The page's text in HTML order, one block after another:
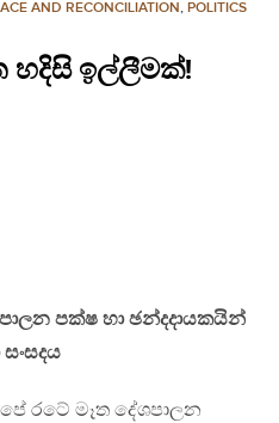
AND RECONCILIATION, POLITICS
හදිසි ඉල්ලීමක්!
පක්ෂ හා ඡන්දදායකයින්
රටේ මෑත දේශපාලන